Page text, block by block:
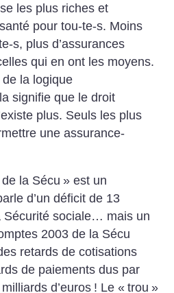
les plus riches et
pour tou-te-s. Moins
s, plus d’assurances
qui en ont les moyens.
de la logique
signifie que le droit
plus. Seuls les plus
une assurance-
la Sécu » est un
d’un déficit de 13
Sécurité sociale… mais un
2003 de la Sécu
retards de cotisations
de paiements dus par
d’euros ! Le « trou »